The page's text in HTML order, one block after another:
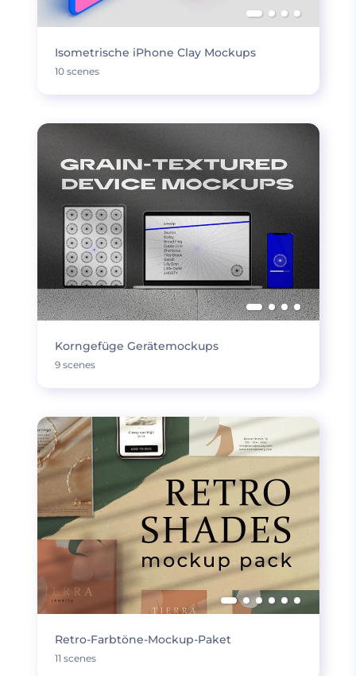
Isometrische iPhone Clay Mockups
10 scenes
Korngefüge Gerätemockups
9 scenes
Retro-Farbtöne-Mockup-Paket
11 scenes